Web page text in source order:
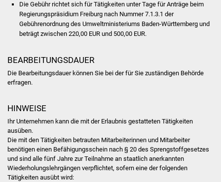
Die Gebühr richtet sich für Tätigkeiten unter Tage für Anträge beim
Regierungspräsidium Freiburg nach Nummer 7.1.3.1 der
Gebührenordnung des Umweltministeriums Baden-Württemberg und
beträgt zwischen 220,00 EUR und 500,00 EUR.
BEARBEITUNGSDAUER
Die Bearbeitungsdauer können Sie bei der für Sie zuständigen Behörde
erfragen.
HINWEISE
Ihr Unternehmen kann die mit der Erlaubnis gestatteten Tätigkeiten
ausüben.
Die mit den Tätigkeiten betrauten Mitarbeiterinnen und Mitarbeiter
benötigen einen Befähigungsschein nach § 20 des Sprengstoffgesetzes
und sind alle fünf Jahre zur Teilnahme an staatlich anerkannten
Wiederholungslehrgängen verpflichtet, sofern eine der folgenden
Tätigkeiten ausübt wird: